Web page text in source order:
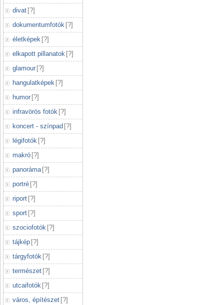
divat [?]
dokumentumfotók [?]
életképek [?]
elkapott pillanatok [?]
glamour [?]
hangulatképek [?]
humor [?]
infravörös fotók [?]
koncert - színpad [?]
légifotók [?]
makró [?]
panoráma [?]
portré [?]
riport [?]
sport [?]
szociofotók [?]
tájkép [?]
tárgyfotók [?]
természet [?]
utcaifotók [?]
város, építészet [?]